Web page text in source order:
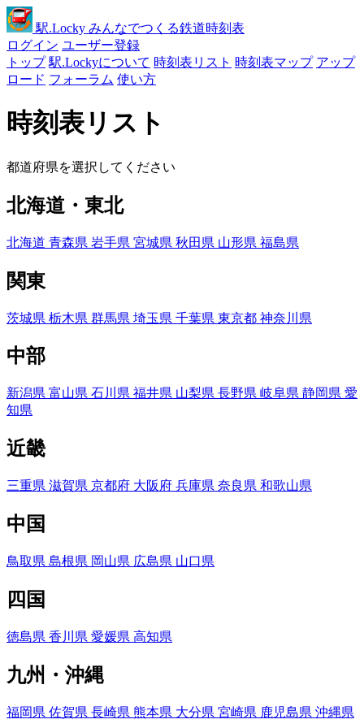
駅.Locky みんなでつくる鉄道時刻表
ログイン ユーザー登録
トップ 駅.Lockyについて 時刻表リスト 時刻表マップ アップ
ロード フォーラム 使い方
時刻表リスト
都道府県を選択してください
北海道・東北
北海道 青森県 岩手県 宮城県 秋田県 山形県 福島県
関東
茨城県 栃木県 群馬県 埼玉県 千葉県 東京都 神奈川県
中部
新潟県 富山県 石川県 福井県 山梨県 長野県 岐阜県 静岡県 愛
知県
近畿
三重県 滋賀県 京都府 大阪府 兵庫県 奈良県 和歌山県
中国
鳥取県 島根県 岡山県 広島県 山口県
四国
徳島県 香川県 愛媛県 高知県
九州・沖縄
福岡県 佐賀県 長崎県 熊本県 大分県 宮崎県 鹿児島県 沖縄県